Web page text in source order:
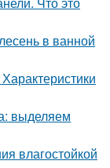
в ванной
выделяем
влагостойкой